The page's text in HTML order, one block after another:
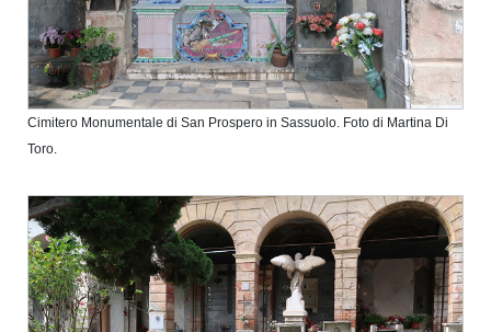
Cimitero Monumentale di San Prospero in Sassuolo. Foto di Martina Di
Toro.